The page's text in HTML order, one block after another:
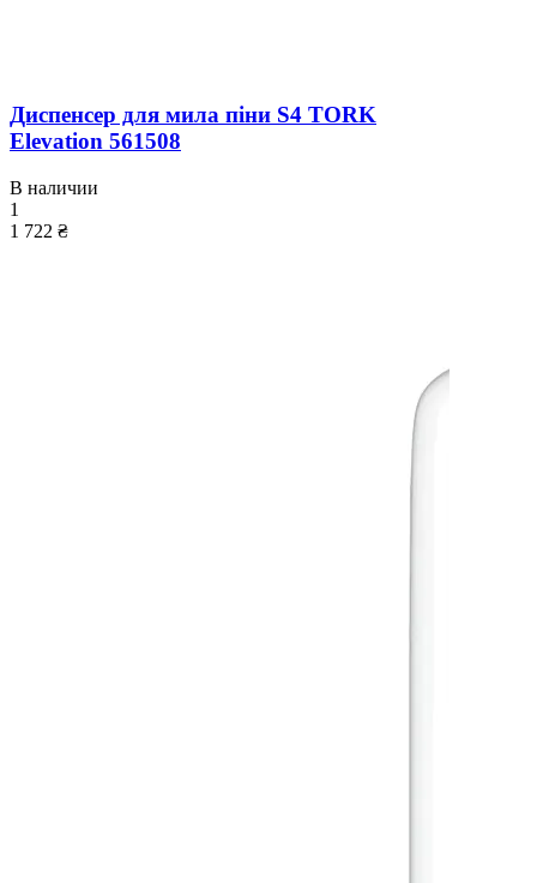
Диспенсер для мила піни S4 TORK
Elevation 561508
В наличии
1
1 722 ₴